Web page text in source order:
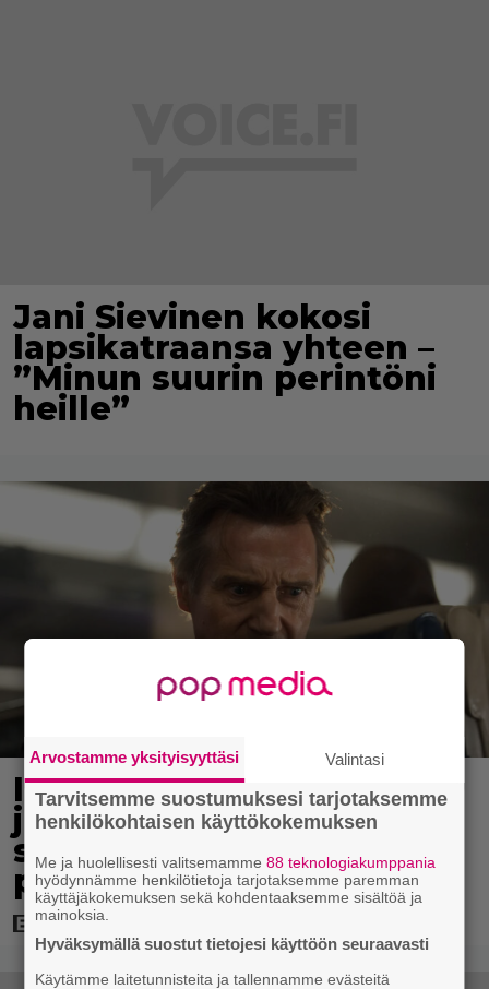
Jani Sievinen kokosi
lapsikatraansa yhteen –
”Minun suurin perintöni
heille”
Illalla tv:ssä: Vauhdikasta
junatoimintaa – leffa
suututti amerikkalaisen
pankkijätin
Arvostamme yksityisyyttäsi Valintasi
Tarvitsemme suostumuksesi tarjotaksemme
henkilökohtaisen käyttökokemuksen
Me ja huolellisesti valitsemamme88 teknologiakumppania
hyödynnämme henkilötietoja tarjotaksemme paremman
käyttäjäkokemuksen sekä kohdentaaksemme sisältöä ja
mainoksia.
Hyväksymällä suostut tietojesi käyttöön seuraavasti
Käytämme laitetunnisteita ja tallennamme evästeitä